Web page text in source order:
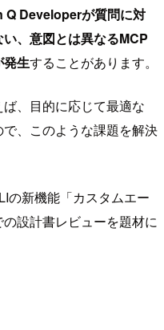
Q Developerが質問に対
、意図とは異なるMCP
発生することがあります。
、目的に応じて最適な
、このような課題を解決
の新機能「カスタムエー
設計書レビューを題材に